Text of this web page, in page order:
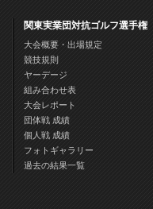
関東実業団対抗ゴルフ選手権
大会概要・出場規定
競技規則
ヤーデージ
組み合わせ表
大会レポート
団体戦 成績
個人戦 成績
フォトギャラリー
過去の結果一覧